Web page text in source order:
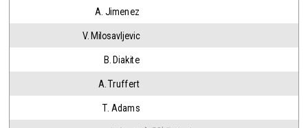
A. Jimenez
V. Milosavljevic
B. Diakite
A. Truffert
T. Adams